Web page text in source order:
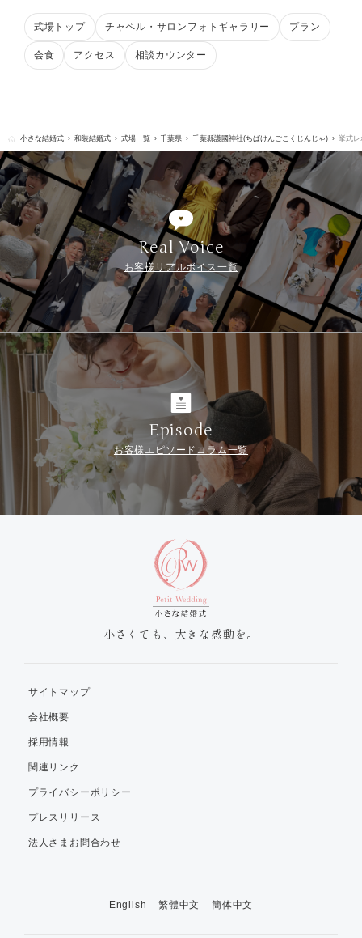
式場トップ チャペル・サロンフォトギャラリー プラン
会食 アクセス 相談カウンター
小さな結婚式 和装結婚式 式場一覧 千葉県 千葉縣護國神社(ちばけんごこくじんじゃ) 挙式レ
Real Voice
お客様リアルボイス一覧
Episode
お客様エピソードコラム一覧
小さくても、大きな感動を。
サイトマップ
会社概要
採用情報
関連リンク
プライバシーポリシー
プレスリリース
法人さまお問合わせ
English 繁體中文 簡体中文